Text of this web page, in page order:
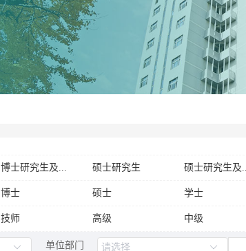
博士研究生及... 硕士研究生 硕士研究生及
本科 专科 专科及以上
中专及以上 技校 技校及以上
初中及以上 初中 小学
博士 硕士 学士
技师 高级 中级
单位部门